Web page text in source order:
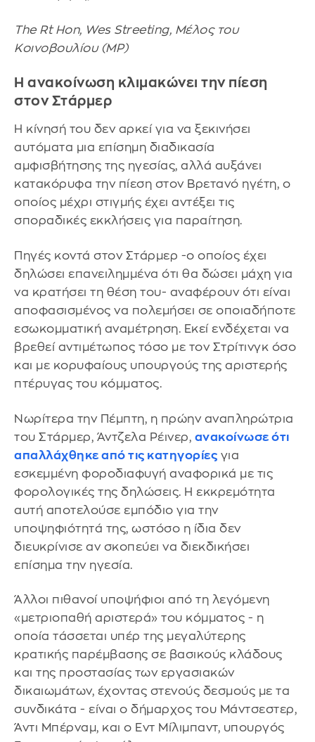
The Rt Hon, Wes Streeting, Μέλος του
Κοινοβουλίου (MP)
Η ανακοίνωση κλιμακώνει την πίεση
στον Στάρμερ
Η κίνησή του δεν αρκεί για να ξεκινήσει
αυτόματα μια επίσημη διαδικασία
αμφισβήτησης της ηγεσίας, αλλά αυξάνει
κατακόρυφα την πίεση στον Βρετανό ηγέτη, ο
οποίος μέχρι στιγμής έχει αντέξει τις
σποραδικές εκκλήσεις για παραίτηση.
Πηγές κοντά στον Στάρμερ -ο οποίος έχει
δηλώσει επανειλημμένα ότι θα δώσει μάχη για
να κρατήσει τη θέση του- αναφέρουν ότι είναι
αποφασισμένος να πολεμήσει σε οποιαδήποτε
εσωκομματική αναμέτρηση. Εκεί ενδέχεται να
βρεθεί αντιμέτωπος τόσο με τον Στρίτινγκ όσο
και με κορυφαίους υπουργούς της αριστερής
πτέρυγας του κόμματος.
Νωρίτερα την Πέμπτη, η πρώην αναπληρώτρια
του Στάρμερ, Άντζελα Ρέινερ, ανακοίνωσε ότι
απαλλάχθηκε από τις κατηγορίες για
εσκεμμένη φοροδιαφυγή αναφορικά με τις
φορολογικές της δηλώσεις. Η εκκρεμότητα
αυτή αποτελούσε εμπόδιο για την
υποψηφιότητά της, ωστόσο η ίδια δεν
διευκρίνισε αν σκοπεύει να διεκδικήσει
επίσημα την ηγεσία.
Άλλοι πιθανοί υποψήφιοι από τη λεγόμενη
«μετριοπαθή αριστερά» του κόμματος - η
οποία τάσσεται υπέρ της μεγαλύτερης
κρατικής παρέμβασης σε βασικούς κλάδους
και της προστασίας των εργασιακών
δικαιωμάτων, έχοντας στενούς δεσμούς με τα
συνδικάτα - είναι ο δήμαρχος του Μάντσεστερ,
Άντι Μπέρναμ, και ο Εντ Μίλιμπαντ, υπουργός